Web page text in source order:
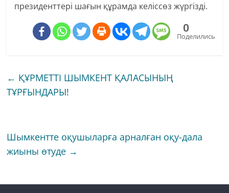
президенттері шағын құрамда келіссөз жүргізді.
0
Поделились
← ҚҰРМЕТТІ ШЫМКЕНТ ҚАЛАСЫНЫҢ
ТҰРҒЫНДАРЫ!
Шымкентте оқушыларға арналған оқу-дала
жиыны өтуде →